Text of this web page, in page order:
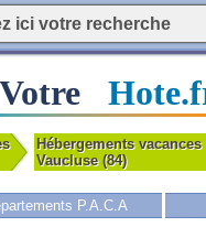
Hébergements vacances
Vaucluse (84)
P.A.C.A
Votre